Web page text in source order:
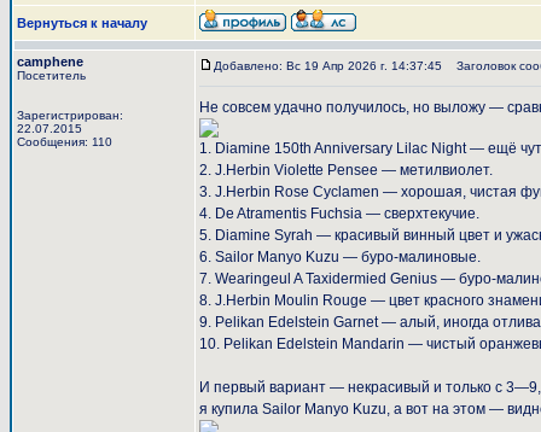
Вернуться к началу
camphene
Посетитель
Зарегистрирован:
22.07.2015
Сообщения: 110
Добавлено: Вс 19 Апр 2026 г. 14:37:45 Заголовок
Не совсем удачно получилось, но выложу —
1. Diamine 150th Anniversary Lilac Night — ещё
2. J.Herbin Violette Pensee — метилвиолет.
3. J.Herbin Rose Cyclamen — хорошая, чистая
4. De Atramentis Fuchsia — сверхтекучие.
5. Diamine Syrah — красивый винный цвет и
6. Sailor Manyo Kuzu — буро-малиновые.
7. Wearingeul A Taxidermied Genius — буро-
8. J.Herbin Moulin Rouge — цвет красного
9. Pelikan Edelstein Garnet — алый, иногда
10. Pelikan Edelstein Mandarin — чистый
И первый вариант — некрасивый и только с
я купила Sailor Manyo Kuzu, а вот на этом —